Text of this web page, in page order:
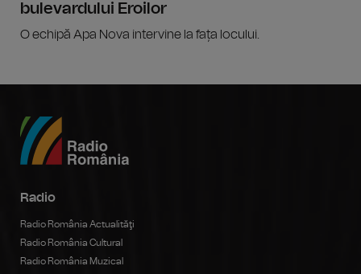
bulevardului Eroilor
O echipă Apa Nova intervine la fața locului.
Radio
Radio România Actualităţi
Radio România Cultural
Radio România Muzical